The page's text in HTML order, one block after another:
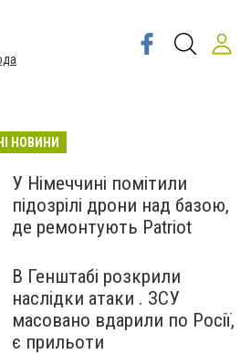
НОВИНИ
У Німеччині помітили
підозрілі дрони над базою,
де ремонтують Patriot
В Генштабі розкрили
наслідки атаки . ЗСУ
масовано вдарили по Росії,
є прильоти